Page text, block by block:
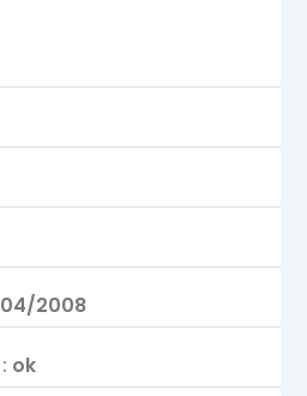
04/2008
: ok